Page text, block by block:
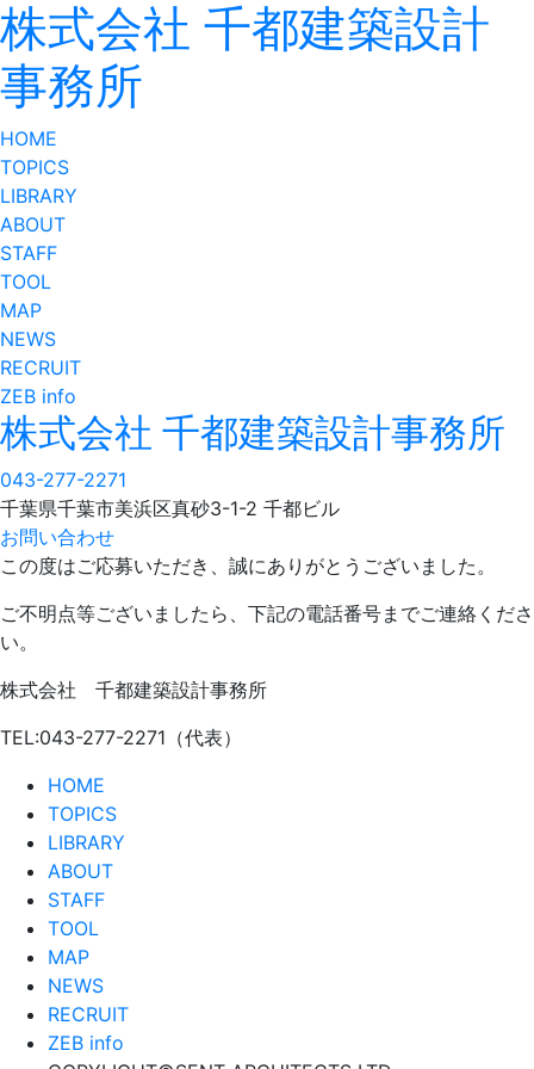
株式会社 千都建築設計
事務所
HOME
TOPICS
LIBRARY
ABOUT
STAFF
TOOL
MAP
NEWS
RECRUIT
ZEB info
株式会社 千都建築設計事務所
043-277-2271
千葉県千葉市美浜区真砂3-1-2 千都ビル
お問い合わせ
この度はご応募いただき、誠にありがとうございました。
ご不明点等ございましたら、下記の電話番号までご連絡くださ
い。
株式会社 千都建築設計事務所
TEL:043-277-2271（代表）
HOME
TOPICS
LIBRARY
ABOUT
STAFF
TOOL
MAP
NEWS
RECRUIT
ZEB info